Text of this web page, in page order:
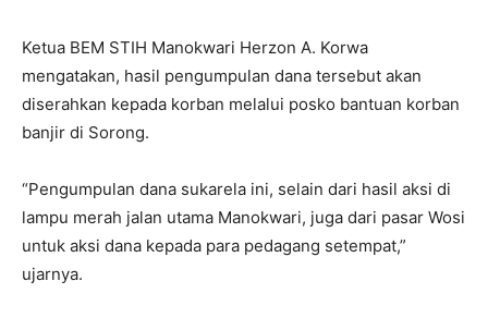
Ketua BEM STIH Manokwari Herzon A. Korwa
mengatakan, hasil pengumpulan dana tersebut akan
diserahkan kepada korban melalui posko bantuan korban
banjir di Sorong.
“Pengumpulan dana sukarela ini, selain dari hasil aksi di
lampu merah jalan utama Manokwari, juga dari pasar Wosi
untuk aksi dana kepada para pedagang setempat,”
ujarnya.